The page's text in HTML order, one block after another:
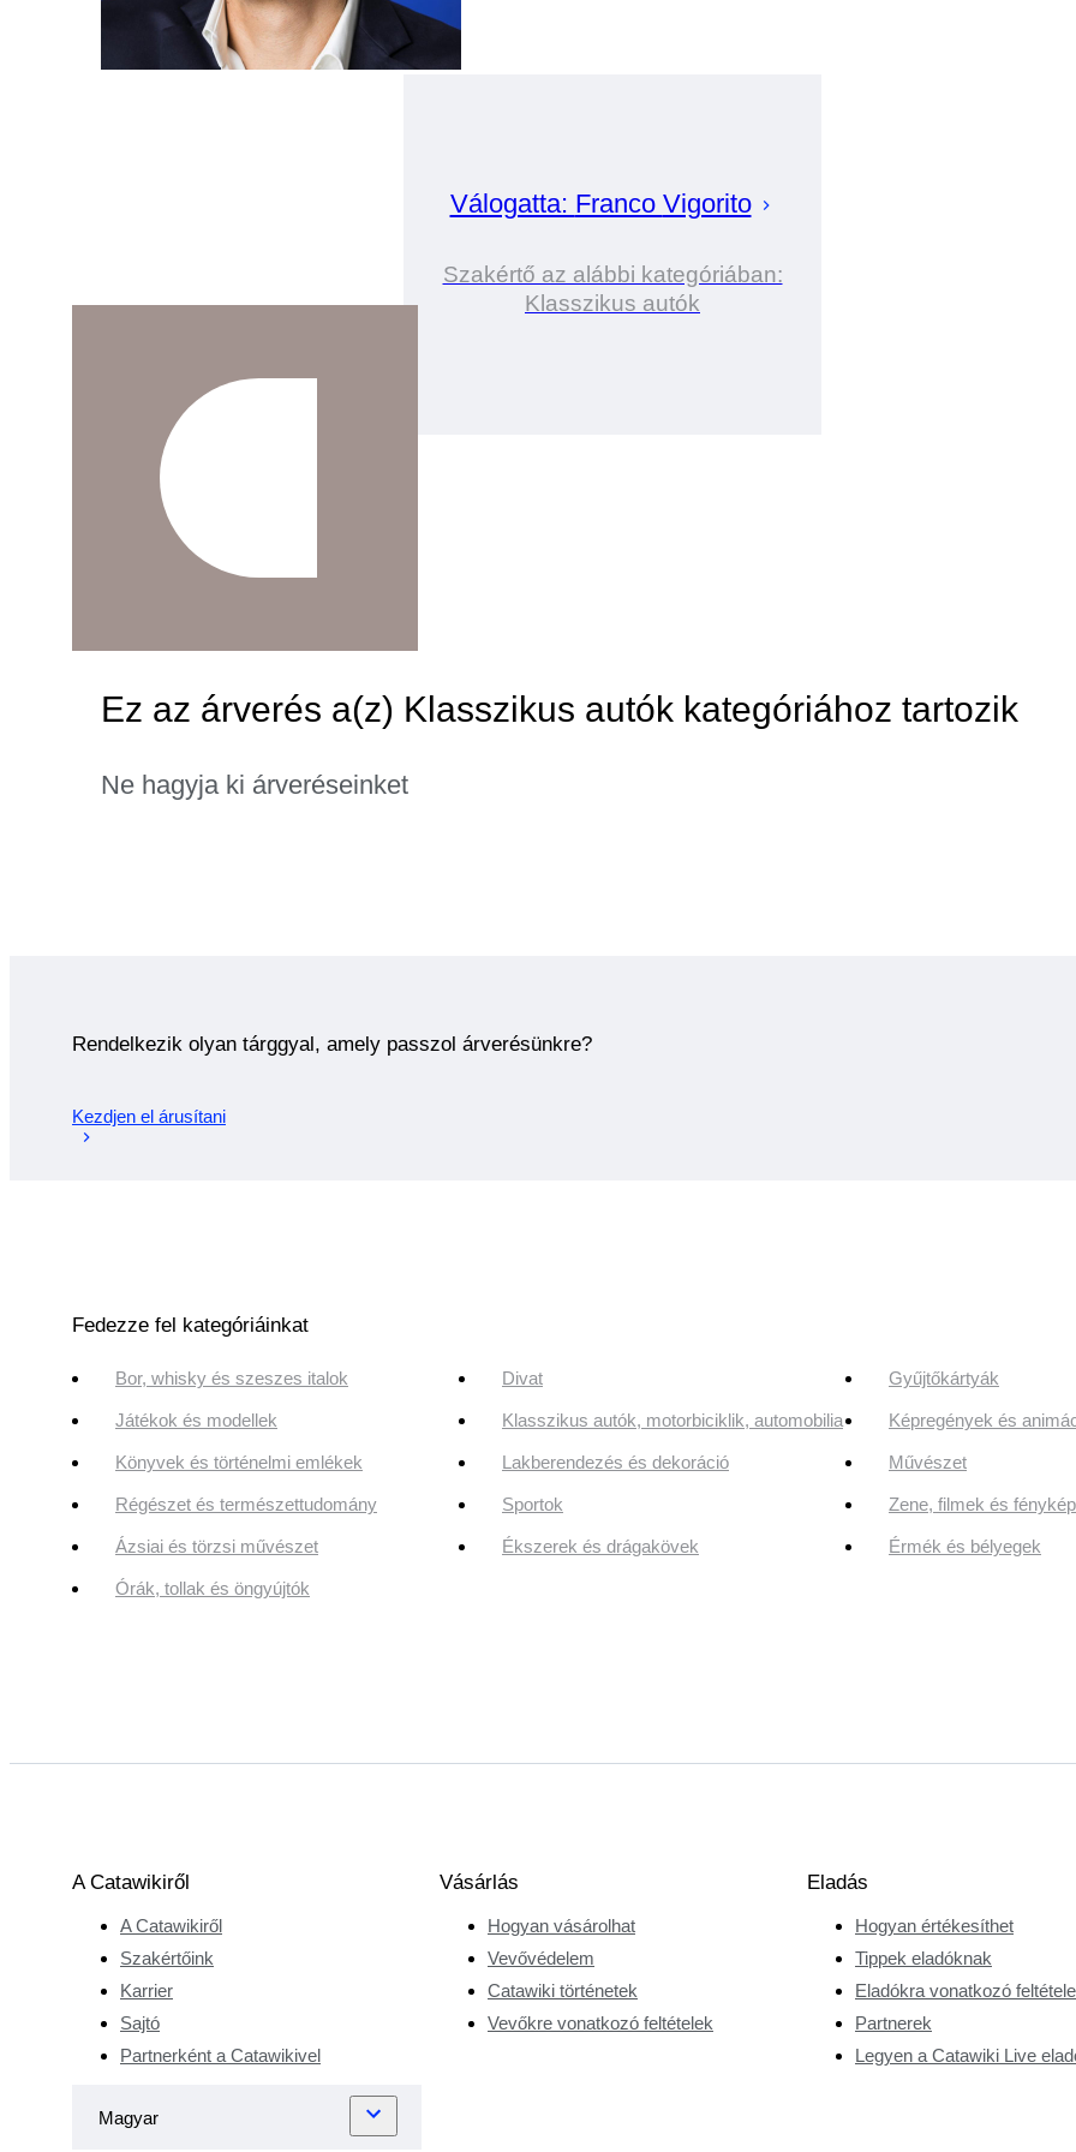
Válogatta: Franco Vigorito
Szakértő az alábbi kategóriában:
Klasszikus autók
Ez az árverés a(z) Klasszikus autók kategóriához tartozik
Ne hagyja ki árveréseinket
Rendelkezik olyan tárggyal, amely passzol árverésünkre?
Kezdjen el árusítani
Fedezze fel kategóriáinkat
Bor, whisky és szeszes italok Divat Gyűjtőkártyák
Játékok és modellek Klasszikus autók, motorbiciklik, automobilia Képregények és
Könyvek és történelmi emlékek Lakberendezés és dekoráció Művészet
Régészet és természettudomány Sportok Zene, filmek és
Ázsiai és törzsi művészet Ékszerek és drágakövek Érmék és bélyegek
Órák, tollak és öngyújtók
A Catawikiről
A Catawikiről
Szakértőink
Karrier
Sajtó
Partnerként a Catawikivel
Vásárlás
Hogyan vásárolhat
Vevővédelem
Catawiki történetek
Vevőkre vonatkozó feltételek
Eladás
Hogyan értékesíthet
Tippek eladóknak
Eladókra vonatkozó
Partnerek
Legyen a Catawiki Live